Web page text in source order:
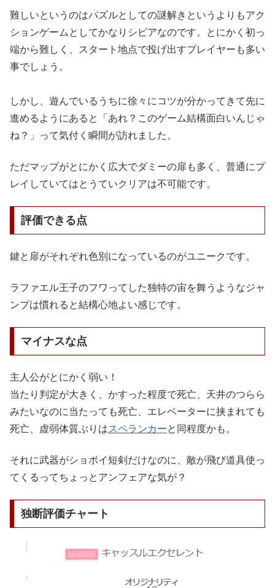
難しいというのはパズルとしての謎解きというよりもアク
ションゲームとしてかなりシビアなのです。とにかく初っ
端から難しく、スタート地点で投げ出すプレイヤーも多い
事でしょう。
しかし、遊んでいるうちに徐々にコツが分かってきて先に
進めるようにあると「あれ？このゲーム結構面白いんじゃ
ね？」って気付く瞬間が訪れました。
ただマップがとにかく広大でダミーの扉も多く、普通にプ
レイしていてはとうていクリアは不可能です。
評価できる点
鍵と扉がそれぞれ色別になっているのがユニークです。
ラファエル王子のフワってした独特の宙を舞うようなジャ
ンプは慣れると結構心地よい感じです。
マイナスな点
主人公がとにかく弱い！
当たり判定が大きく、かすった程度で死亡、天井のつらら
みたいなのに当たっても死亡、エレベーターに挟まれても
死亡、虚弱体質ぶりはスペランカーと同程度かも。
それに武器がショボイ短剣だけなのに、敵が飛び道具使っ
てくるってちょっとアンフェアな気が？
独断評価チャート